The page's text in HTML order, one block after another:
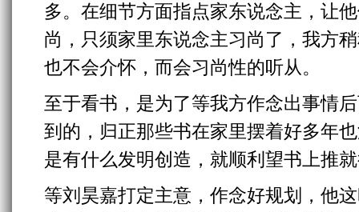
多。在细节方面指点家东说念主，让
尚，只须家里东说念主习尚了，我方
也不会介怀，而会习尚性的听从。
至于看书，是为了等我方作念出事情
到的，归正那些书在家里摆着好多年
是有什么发明创造，就顺利望书上推
等刘昊嘉打定主意，作念好规划，他